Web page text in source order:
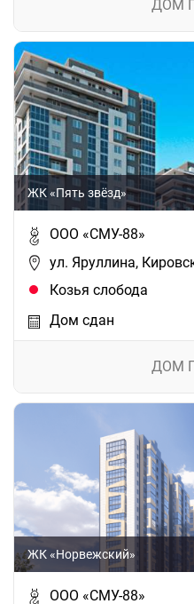
ДОМ
ЖК «Пять звёзд»
ООО «СМУ-88»
ул. Яруллина,
Козья слобода
Дом сдан
ДОМ
ЖК «Норвежский»
ООО «СМУ-88»